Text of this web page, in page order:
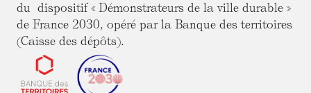
du dispositif « Démonstrateurs de la ville durable »
de France 2030, opéré par la Banque des territoires
(Caisse des dépôts).